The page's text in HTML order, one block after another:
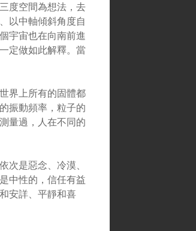
度空間為想法，去
以中軸傾斜角度自
宇宙也在向南前進
定做如此解釋。當
界上所有的固體都
振動頻率，粒子的
量過，人在不同的
次是惡念、冷漠、
中性的，信任有益
安詳、平靜和喜